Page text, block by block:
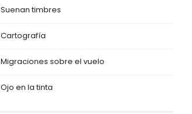
Suenan timbres
Cartografía
Migraciones sobre el vuelo
Ojo en la tinta